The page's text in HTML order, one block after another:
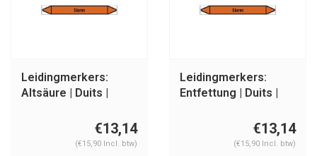
Leidingmerkers:
Altsäure | Duits |
€13,14
(€15,90 Incl. btw)
Leidingmerkers:
Entfettung | Duits |
€13,14
(€15,90 Incl. btw)